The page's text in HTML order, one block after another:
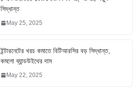
সিদ্ধান্ত
May 25, 2025
ইন্টারনেটের খরচ কমাতে বিটিআরসির বড় সিদ্ধান্ত,
কমলো ব্যান্ডউইথের দাম
May 22, 2025